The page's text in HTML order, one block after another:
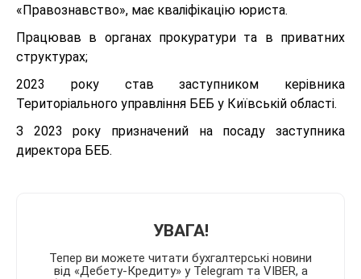
«Правознавство», має кваліфікацію юриста.
Працював в органах прокуратури та в приватних
структурах;
2023 року став заступником керівника
Територіального управління БЕБ у Київській області.
З 2023 року призначений на посаду заступника
директора БЕБ.
УВАГА!
Тепер ви можете читати бухгалтерські новини
від «Дебету-Кредиту» у Telegram та VIBER, а